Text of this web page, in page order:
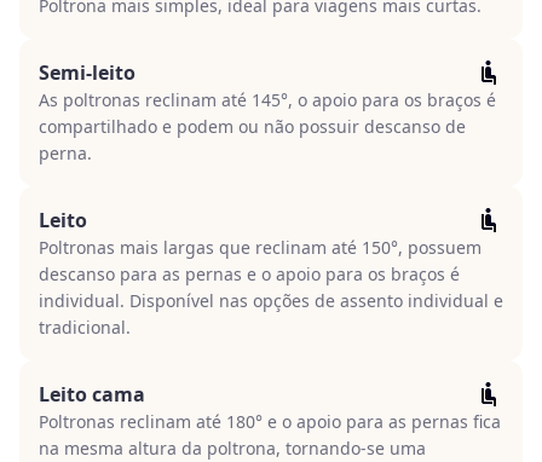
Poltrona mais simples, ideal para viagens mais curtas.
Semi-leito
As poltronas reclinam até 145°, o apoio para os braços é
compartilhado e podem ou não possuir descanso de
perna.
Leito
Poltronas mais largas que reclinam até 150°, possuem
descanso para as pernas e o apoio para os braços é
individual. Disponível nas opções de assento individual e
tradicional.
Leito cama
Poltronas reclinam até 180° e o apoio para as pernas fica
na mesma altura da poltrona, tornando-se uma